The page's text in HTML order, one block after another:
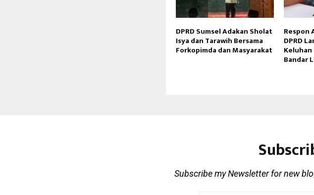
DPRD Sumsel Adakan Sholat
Isya dan Tarawih Bersama
Forkopimda dan Masyarakat
Respon
DPRD
Bandar
Subscribe my Newsletter for new